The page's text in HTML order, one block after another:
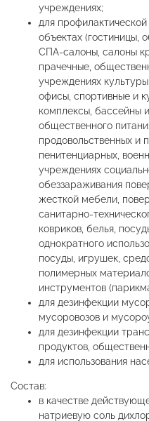
учреждениях;
для
объектах (гостиницы,
СПА-салоны, салоны
прачечные,
учреждениях
офисы, спортивные и
комплексы, бассейны
общественного
продовольственных и
пенитенциарных,
учреждениях
обеззараживания
жесткой мебели,
санитарно-
ковриков, белья,
однократного
посуды, игрушек,
полимерных
инструментов
для дезинфекции
мусоровозов и
для дезинфекции
продуктов,
для использования
Состав:
в качестве
натриевую соль